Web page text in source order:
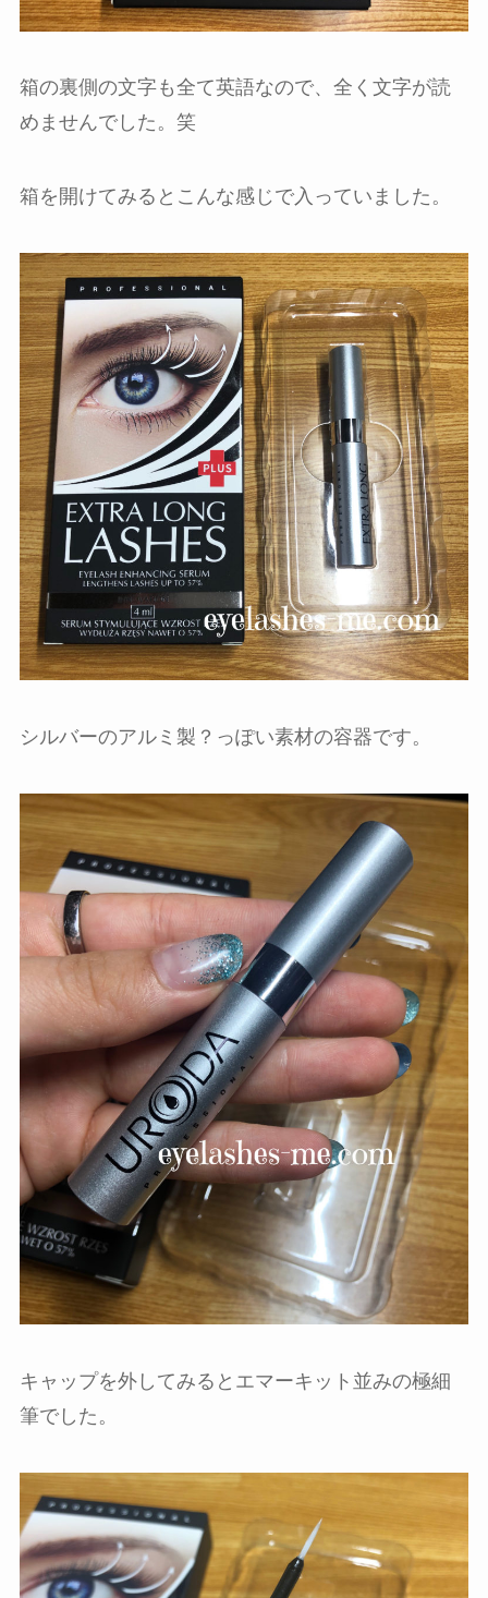
箱の裏側の文字も全て英語なので、全く文字が読
めませんでした。笑
箱を開けてみるとこんな感じで入っていました。
シルバーのアルミ製？っぽい素材の容器です。
キャップを外してみるとエマーキット並みの極細
筆でした。